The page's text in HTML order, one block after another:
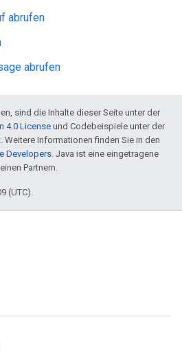
abrufen
abrufen
sind die Inhalte dieser Seite unter der
4.0 License und Codebeispiele unter der
Weitere Informationen finden Sie in den
Developers. Java ist eine eingetragene
Partnern.
(UTC).